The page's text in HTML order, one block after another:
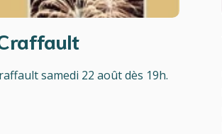
samedi 22 août dès 19h.